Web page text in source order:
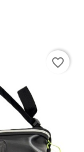
favorite_border